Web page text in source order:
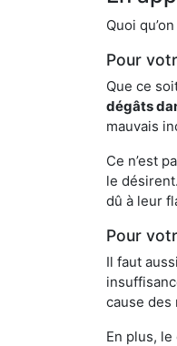
Quoi
Pour
Que ce
dégâts
mauvais
Ce n’est
le
dû à leur
Pour
Il faut
cause des
En plus,